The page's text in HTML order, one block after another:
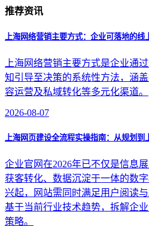
推荐资讯
上海网络营销主要方式：企业可落地的线
上海网络营销主要方式是企业通
知引导至决策的系统性方法，涵
容运营及私域转化等多元化渠道。
2026-08-07
上海网页建设全流程实操指南：从规划到
企业官网在2026年已不仅是信息
获客转化、数据沉淀于一体的数
兴起，网站需同时满足用户阅读
基于当前行业技术趋势，拆解企
策略。